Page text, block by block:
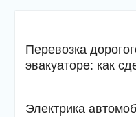
Перевозка
эвакуаторе: как
Электрика